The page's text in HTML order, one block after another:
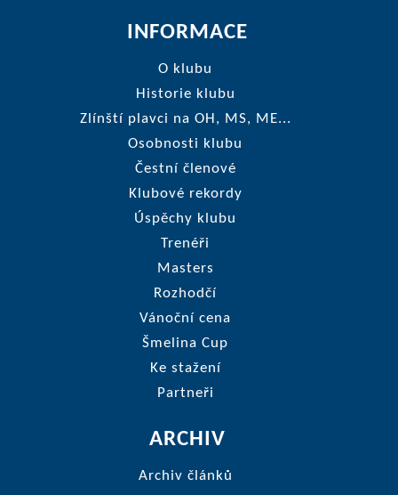
INFORMACE
O klubu
Historie klubu
Zlínští plavci na OH, MS, ME...
Osobnosti klubu
Čestní členové
Klubové rekordy
Úspěchy klubu
Trenéři
Masters
Rozhodčí
Vánoční cena
Šmelina Cup
Ke stažení
Partneři
ARCHIV
Archiv článků